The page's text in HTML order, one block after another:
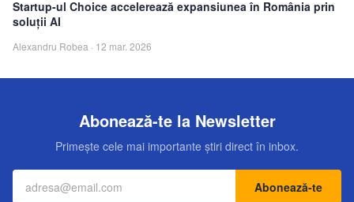
Startup-ul Choice accelerează expansiunea în România prin
soluții AI
Alexandru Robea · 12 mar. 2026
Abonează-te la Newsletter
Primește cele mai importante știri direct în inbox.
Abonează-te